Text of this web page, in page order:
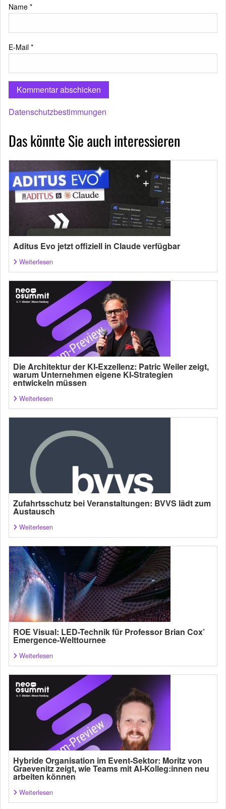
Name *
E-Mail *
Datenschutzbestimmungen
Das könnte Sie auch interessieren
Aditus Evo jetzt offiziell in Claude verfügbar
Weiterlesen
Die Architektur der KI-Exzellenz: Patric Weiler zeigt,
warum Unternehmen eigene KI-Strategien
entwickeln müssen
Weiterlesen
Zufahrtsschutz bei Veranstaltungen: BVVS lädt zum
Austausch
Weiterlesen
ROE Visual: LED-Technik für Professor Brian Cox’
Emergence-Welttournee
Weiterlesen
Hybride Organisation im Event-Sektor: Moritz von
Graevenitz zeigt, wie Teams mit AI-Kolleg:innen neu
arbeiten können
Weiterlesen